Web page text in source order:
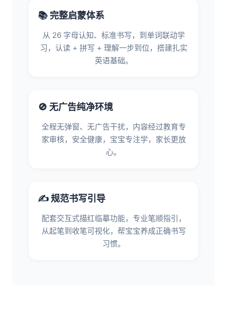
📚 完整启蒙体系
从 26 字母认知、标准书写，到单词联动学
习，认读 + 拼写 + 理解一步到位，搭建扎实
英语基础。
🚫 无广告纯净环境
全程无弹窗、无广告干扰，内容经过教育专
家审核，安全健康，宝宝专注学，家长更放
心。
✍️ 规范书写引导
配套交互式描红临摹功能，专业笔顺指引，
从起笔到收笔可视化，帮宝宝养成正确书写
习惯。